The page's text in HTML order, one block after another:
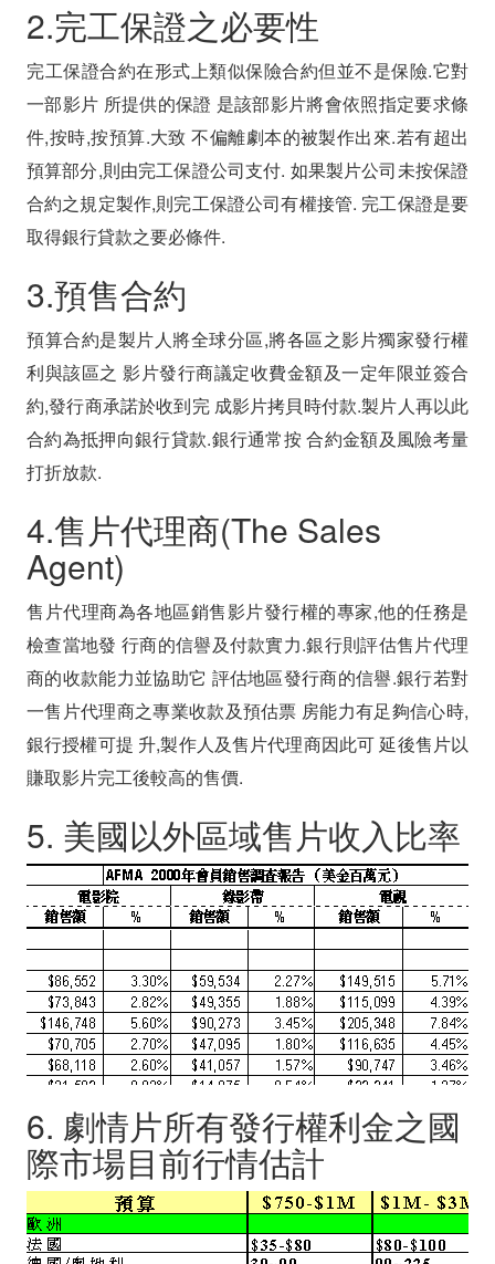
2.完工保證之必要性
完工保證合約在形式上類似保險合約但並不是保險.它對
一部影片 所提供的保證 是該部影片將會依照指定要求條
件,按時,按預算.大致 不偏離劇本的被製作出來.若有超出
預算部分,則由完工保證公司支付. 如果製片公司未按保證
合約之規定製作,則完工保證公司有權接管. 完工保證是要
取得銀行貸款之要必條件.
3.預售合約
預算合約是製片人將全球分區,將各區之影片獨家發行權
利與該區之 影片發行商議定收費金額及一定年限並簽合
約,發行商承諾於收到完 成影片拷貝時付款.製片人再以此
合約為抵押向銀行貸款.銀行通常按 合約金額及風險考量
打折放款.
4.售片代理商(The Sales
Agent)
售片代理商為各地區銷售影片發行權的專家,他的任務是
檢查當地發 行商的信譽及付款實力.銀行則評估售片代理
商的收款能力並協助它 評估地區發行商的信譽.銀行若對
一售片代理商之專業收款及預估票 房能力有足夠信心時,
銀行授權可提 升,製作人及售片代理商因此可 延後售片以
賺取影片完工後較高的售價.
5. 美國以外區域售片收入比率
6. 劇情片所有發行權利金之國
際市場目前行情估計